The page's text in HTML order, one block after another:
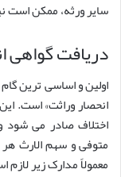
سایر ورثه، ممکن است
دریافت گواهی
اولین و اساسی ترین
انحصار وراثت» است.
اختلاف صادر می شود
متوفی و سهم الارث
معمولاً مدارک زیر لازم